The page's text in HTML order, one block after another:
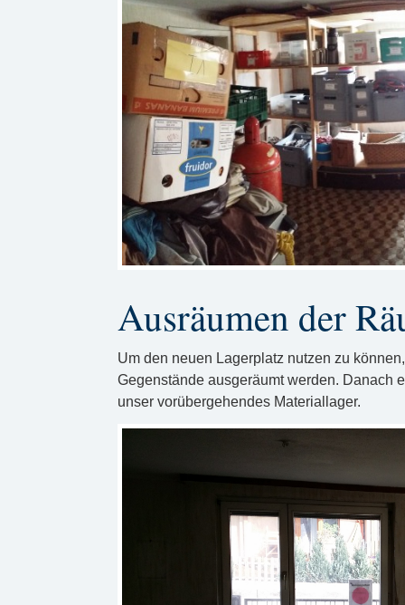
Ausräumen der
Um den neuen Lagerplatz nutzen zu
Gegenstände ausgeräumt werden. Danach
unser vorübergehendes Materiallager.